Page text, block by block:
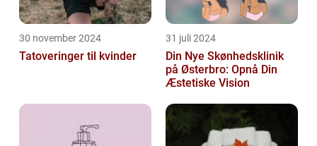
30 november 2024
Tatoveringer til kvinder
31 juli 2024
Din Nye Skønhedsklinik
på Østerbro: Opnå Din
Æstetiske Vision